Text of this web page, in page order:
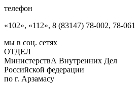
телефон
«102», «112», 8 (83147) 78-002, 78-061
мы в соц. сетях
ОТДЕЛ
МинистерствА Внутренних Дел
Российской федерации
по г. Арзамасу